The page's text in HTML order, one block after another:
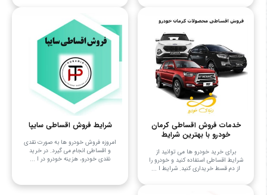
خدمات فروش اقساطی کرمان
خودرو با بهترین شرایط
برای خرید خودرو ها می توانید از
شرایط اقساطی استفاده کنید و خودرو را
از دم قسط خریداری کنید. شرایط ا ...
شرایط فروش اقساطی سایپا
امروزه فروش خودرو ها به صورت نقدی
و اقساطی انجام می ‌گیرد. در خرید
نقدی خودرو، هزینه خودرو در ا ...